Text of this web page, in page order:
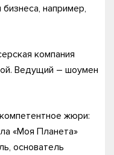
например,
компания
Ведущий – шоумен
жюри:
«Моя Планета»
основатель